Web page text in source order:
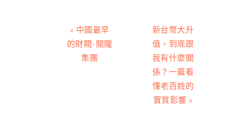
Previous
Post:
« 中國最早
的財閥-關隴
集團
Next
Post:
新台幣大升
值，到底跟
我有什麼關
係？一篇看
懂老百姓的
實質影響 »